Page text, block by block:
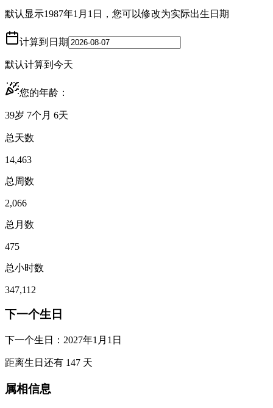
默认显示1987年1月1日，您可以修改为实际出生日期
计算到日期
默认计算到今天
您的年龄：
39岁 7个月 6天
总天数
14,463
总周数
2,066
总月数
475
总小时数
347,112
下一个生日
下一个生日： 2027年1月1日
距离生日还有 147 天
属相信息